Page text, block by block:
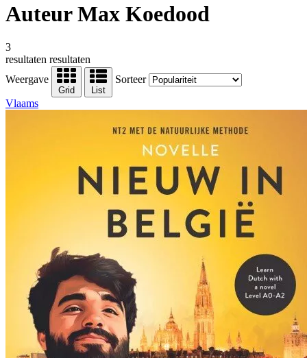
Auteur Max Koedood
3
resultaten resultaten
Weergave
Grid List
Sorteer
Vlaams